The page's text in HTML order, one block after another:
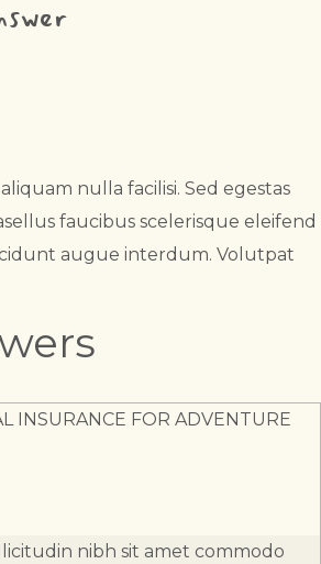
nulla facilisi. Sed egestas
faucibus scelerisque eleifend
augue interdum. Volutpat
INSURANCE FOR ADVENTURE
nibh sit amet commodo